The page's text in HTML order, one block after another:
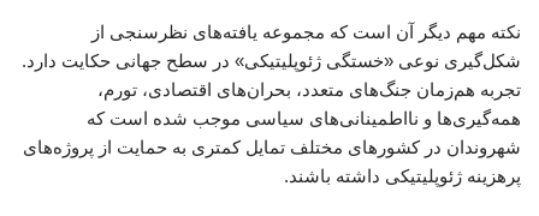
نکته مهم دیگر آن است که مجموعه یافته‌های نظرسنجی از
شکل‌گیری نوعی «خستگی ژئوپلیتیکی» در سطح جهانی حکایت دارد.
تجربه هم‌زمان جنگ‌های متعدد، بحران‌های اقتصادی، تورم،
همه‌گیری‌ها و نااطمینانی‌های سیاسی موجب شده است که
شهروندان در کشورهای مختلف تمایل کمتری به حمایت از پروژه‌های
پرهزینه ژئوپلیتیکی داشته باشند.